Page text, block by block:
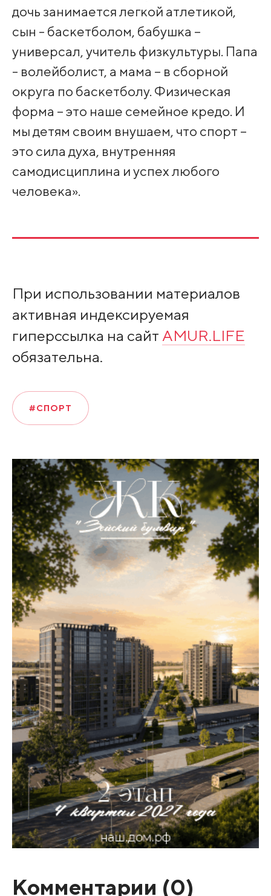
дочь занимается легкой атлетикой,
сын - баскетболом, бабушка –
универсал, учитель физкультуры. Папа
- волейболист, а мама – в сборной
округа по баскетболу. Физическая
форма – это наше семейное кредо. И
мы детям своим внушаем, что спорт –
это сила духа, внутренняя
самодисциплина и успех любого
человека».
При использовании материалов
активная индексируемая
гиперссылка на сайт AMUR.LIFE
обязательна.
#СПОРТ
Комментарии (0)